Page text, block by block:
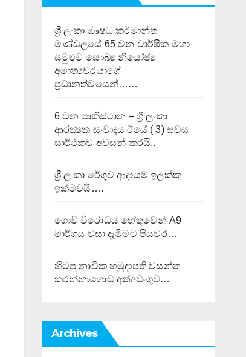
ශ්‍රී ලංකා ඖෂධ කර්මාන්ත
මණ්ඩලයේ 65 වන වාර්ෂික මහා
සමුළුව සෞඛ්‍ය නියෝජ්‍ය
අමාත්‍යවරයාගේ
ප්‍රධානත්වයෙන්……
6 වන පාකිස්ථාන – ශ්‍රී ලංකා
ආරක්‍ෂක සංවාදය ඊයේ ( 3) සවස
සාර්ථකව අවසන් කරයි..
ශ්‍රී ලංකා රේගුව ආදායම් ඉලක්ක
ඉක්මවයි….
ගොවි විරෝධය හේතුවෙන් A9
මාර්ගය වසා දැමිමට පියවර…
හිටපු නාවික හමුදාපති වසන්ත
කරන්නාගොඩ අත්අඩංගුව…
Archives